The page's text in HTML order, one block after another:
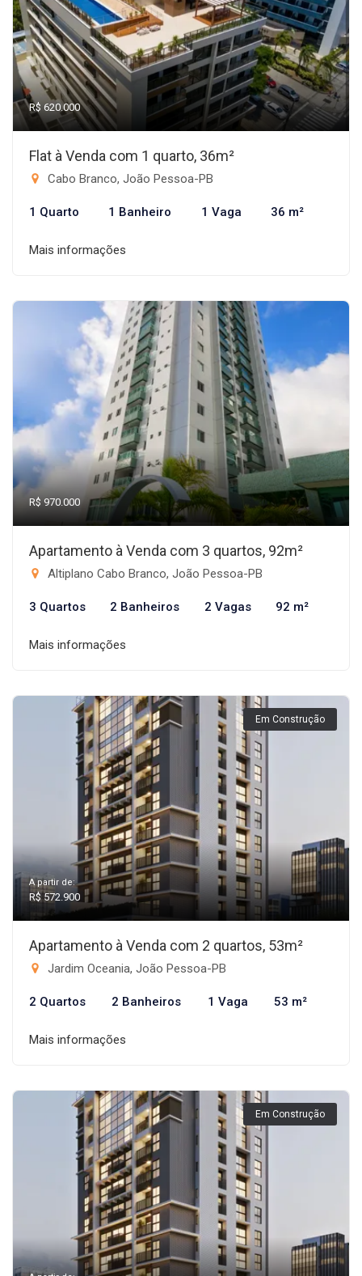
R$ 620.000
Flat à Venda com 1 quarto, 36m²
Cabo Branco, João Pessoa-PB
1 Quarto 1 Banheiro 1 Vaga 36 m²
Mais informações
R$ 970.000
Apartamento à Venda com 3 quartos, 92m²
Altiplano Cabo Branco, João Pessoa-PB
3 Quartos 2 Banheiros 2 Vagas 92 m²
Mais informações
Em Construção
A partir de:
R$ 572.900
Apartamento à Venda com 2 quartos, 53m²
Jardim Oceania, João Pessoa-PB
2 Quartos 2 Banheiros 1 Vaga 53 m²
Mais informações
Em Construção